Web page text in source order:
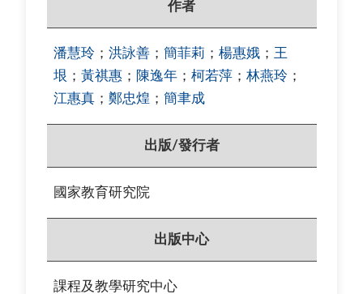
作者
潘慧玲 ； 洪詠善 ； 簡菲莉 ； 楊惠娥 ； 王
垠 ； 黃祺惠 ； 陳逸年 ； 柯若萍 ； 林燕玲 ；
江惠真 ； 鄭忠煌 ； 簡聿成
出版/發行者
國家教育研究院
出版中心
課程及教學研究中心